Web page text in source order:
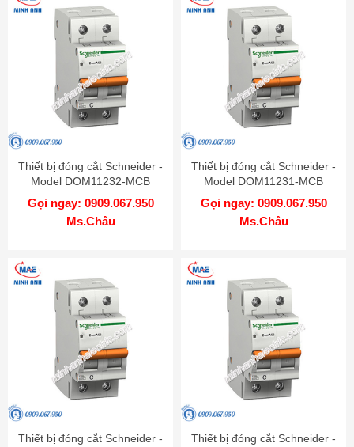
Thiết bị đóng cắt Schneider -
Model DOM11232-MCB
Gọi ngay: 0909.067.950
Ms.Châu
Thiết bị đóng cắt Schneider -
Model DOM11231-MCB
Gọi ngay: 0909.067.950
Ms.Châu
Thiết bị đóng cắt Schneider -
Thiết bị đóng cắt Schneider -